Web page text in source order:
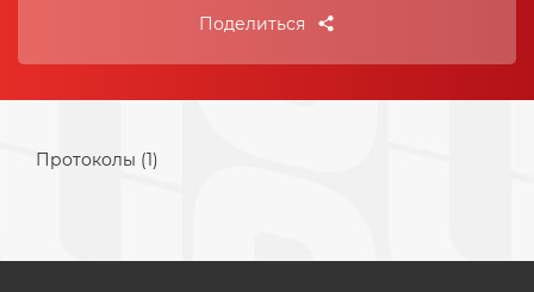
Поделиться
Протоколы (1)